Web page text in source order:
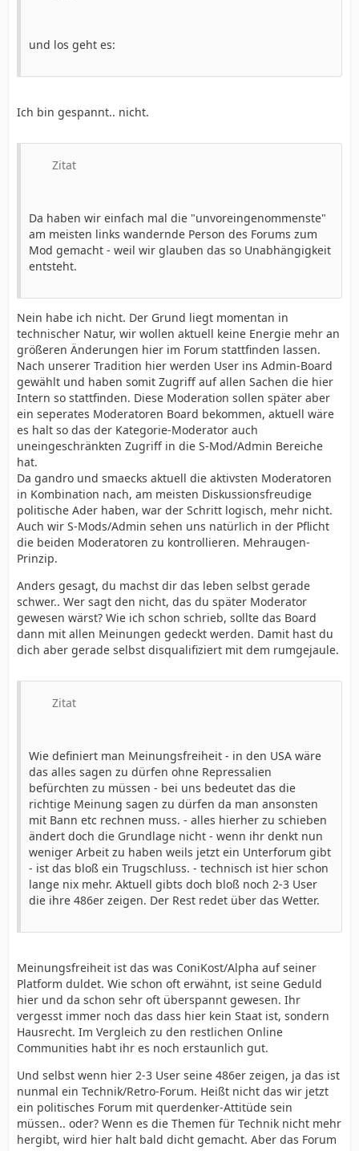
und los geht es:
Ich bin gespannt.. nicht.
Zitat
Da haben wir einfach mal die "unvoreingenommenste"
am meisten links wandernde Person des Forums zum
Mod gemacht - weil wir glauben das so Unabhängigkeit
entsteht.
Nein habe ich nicht. Der Grund liegt momentan in
technischer Natur, wir wollen aktuell keine Energie mehr an
größeren Änderungen hier im Forum stattfinden lassen.
Nach unserer Tradition hier werden User ins Admin-Board
gewählt und haben somit Zugriff auf allen Sachen die hier
Intern so stattfinden. Diese Moderation sollen später aber
ein seperates Moderatoren Board bekommen, aktuell wäre
es halt so das der Kategorie-Moderator auch
uneingeschränkten Zugriff in die S-Mod/Admin Bereiche
hat.
Da gandro und smaecks aktuell die aktivsten Moderatoren
in Kombination nach, am meisten Diskussionsfreudige
politische Ader haben, war der Schritt logisch, mehr nicht.
Auch wir S-Mods/Admin sehen uns natürlich in der Pflicht
die beiden Moderatoren zu kontrollieren. Mehraugen-
Prinzip.
Anders gesagt, du machst dir das leben selbst gerade
schwer.. Wer sagt den nicht, das du später Moderator
gewesen wärst? Wie ich schon schrieb, sollte das Board
dann mit allen Meinungen gedeckt werden. Damit hast du
dich aber gerade selbst disqualifiziert mit dem rumgejaule.
Zitat
Wie definiert man Meinungsfreiheit - in den USA wäre
das alles sagen zu dürfen ohne Repressalien
befürchten zu müssen - bei uns bedeutet das die
richtige Meinung sagen zu dürfen da man ansonsten
mit Bann etc rechnen muss. - alles hierher zu schieben
ändert doch die Grundlage nicht - wenn ihr denkt nun
weniger Arbeit zu haben weils jetzt ein Unterforum gibt
- ist das bloß ein Trugschluss. - technisch ist hier schon
lange nix mehr. Aktuell gibts doch bloß noch 2-3 User
die ihre 486er zeigen. Der Rest redet über das Wetter.
Meinungsfreiheit ist das was ConiKost/Alpha auf seiner
Platform duldet. Wie schon oft erwähnt, ist seine Geduld
hier und da schon sehr oft überspannt gewesen. Ihr
vergesst immer noch das dass hier kein Staat ist, sondern
Hausrecht. Im Vergleich zu den restlichen Online
Communities habt ihr es noch erstaunlich gut.
Und selbst wenn hier 2-3 User seine 486er zeigen, ja das ist
nunmal ein Technik/Retro-Forum. Heißt nicht das wir jetzt
ein politisches Forum mit querdenker-Attitüde sein
müssen.. oder? Wenn es die Themen für Technik nicht mehr
hergibt, wird hier halt bald dicht gemacht. Aber das Forum